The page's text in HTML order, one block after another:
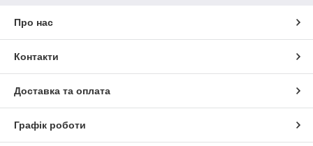
Про нас
Контакти
Доставка та оплата
Графік роботи